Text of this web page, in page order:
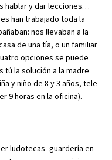
hablar y dar lecciones…
han trabajado toda la
nos llevaban a la
de una tía, o un familiar
opciones se puede
tú la solución a la madre
y niño de 8 y 3 años, tele-
9 horas en la oficina).
ludotecas- guardería en